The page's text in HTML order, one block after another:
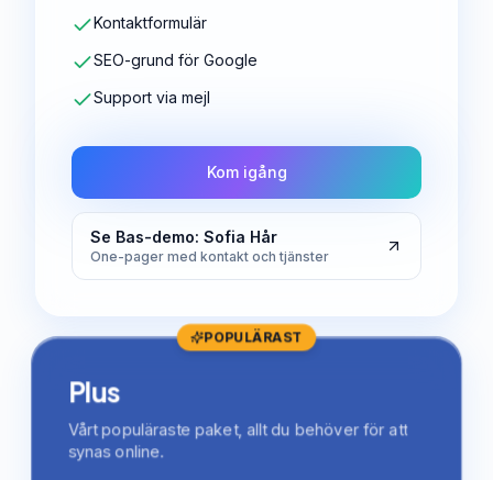
Kontaktformulär
SEO-grund för Google
Support via mejl
Kom igång
Se Bas-demo: Sofia Hår
One-pager med kontakt och tjänster
POPULÄRAST
Plus
Vårt populäraste paket, allt du behöver för att
synas online.